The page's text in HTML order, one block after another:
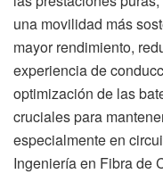
una movilidad más
mayor rendimiento,
experiencia de
optimización de las
cruciales para
especialmente en
Ingeniería en Fibra de